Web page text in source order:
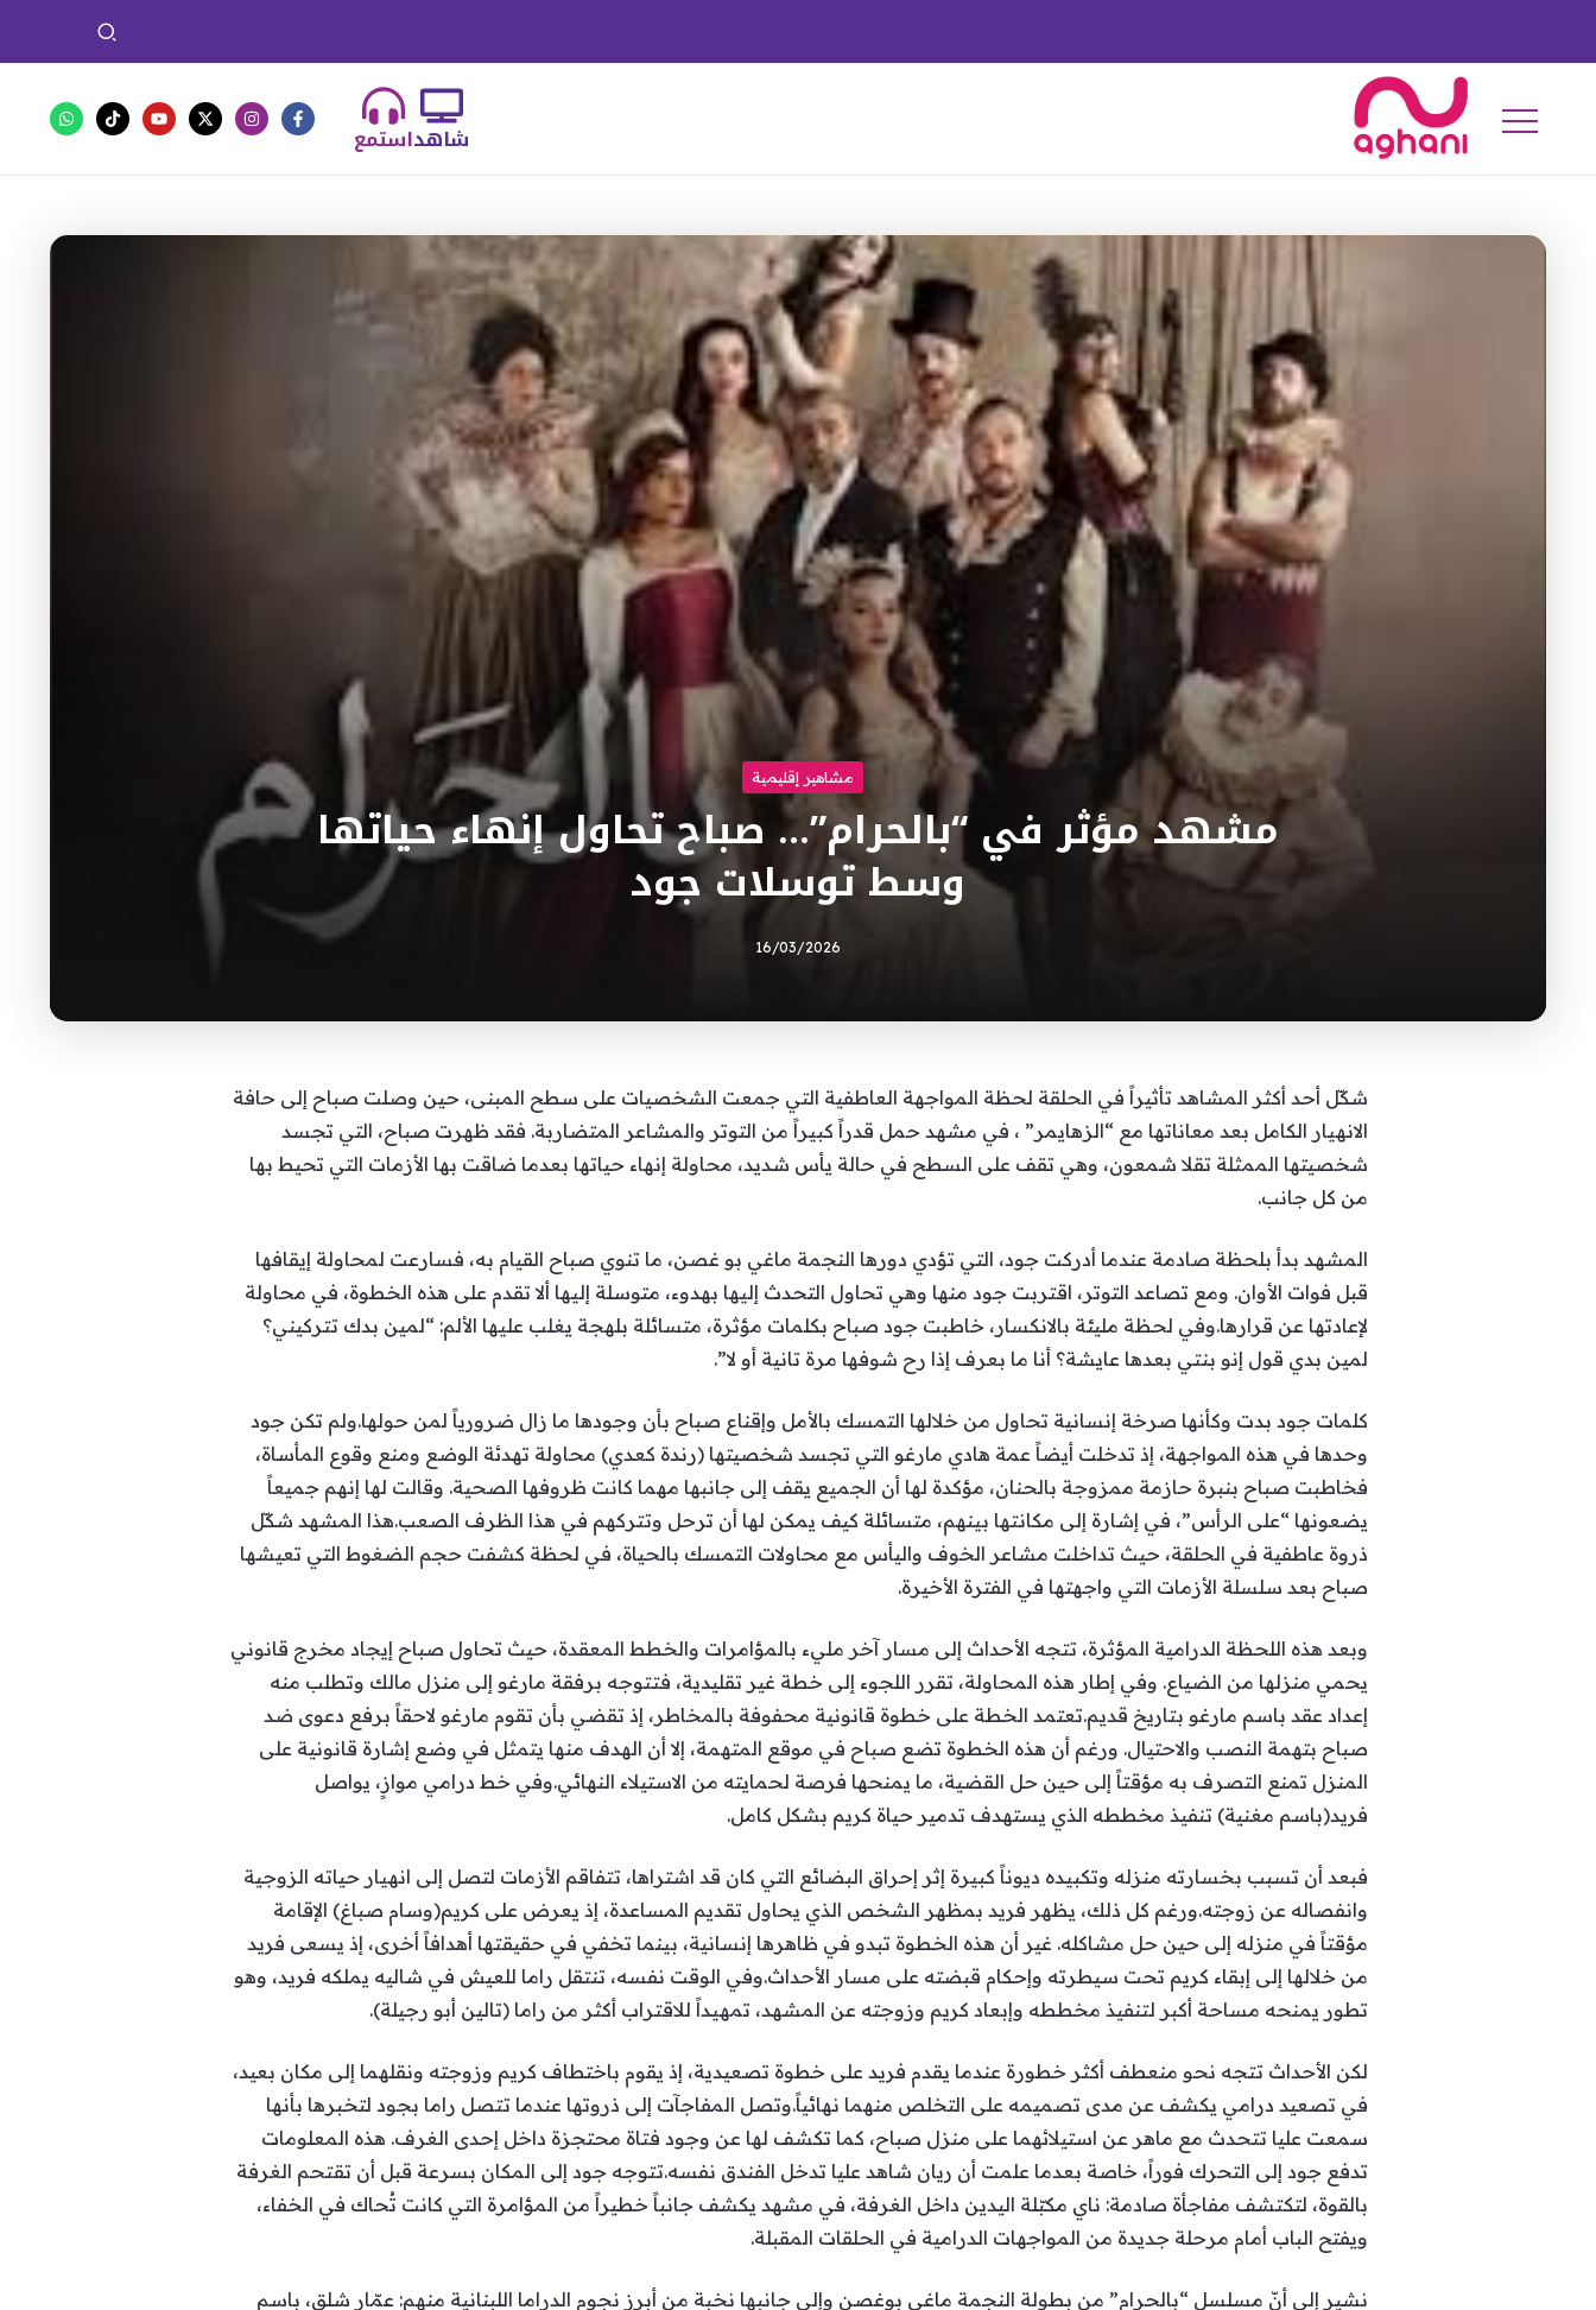
استمعشاهد
مشاهير إقليمية
مشهد مؤثر في “بالحرام”… صباح تحاول إنهاء حياتها
وسط توسلات جود
16/03/2026
شكّل أحد أكثر المشاهد تأثيراً في الحلقة لحظة المواجهة العاطفية التي جمعت الشخصيات على سطح المبنى، حين وصلت صباح إلى حافة
الانهيار الكامل بعد معاناتها مع “الزهايمر” ، في مشهد حمل قدراً كبيراً من التوتر والمشاعر المتضاربة. فقد ظهرت صباح، التي تجسد
شخصيتها الممثلة تقلا شمعون، وهي تقف على السطح في حالة يأس شديد، محاولة إنهاء حياتها بعدما ضاقت بها الأزمات التي تحيط بها
من كل جانب.
المشهد بدأ بلحظة صادمة عندما أدركت جود، التي تؤدي دورها النجمة ماغي بو غصن، ما تنوي صباح القيام به، فسارعت لمحاولة إيقافها
قبل فوات الأوان. ومع تصاعد التوتر، اقتربت جود منها وهي تحاول التحدث إليها بهدوء، متوسلة إليها ألا تقدم على هذه الخطوة، في محاولة
لإعادتها عن قرارها.وفي لحظة مليئة بالانكسار، خاطبت جود صباح بكلمات مؤثرة، متسائلة بلهجة يغلب عليها الألم: “لمين بدك تتركيني؟
لمين بدي قول إنو بنتي بعدها عايشة؟ أنا ما بعرف إذا رح شوفها مرة تانية أو لا”.
كلمات جود بدت وكأنها صرخة إنسانية تحاول من خلالها التمسك بالأمل وإقناع صباح بأن وجودها ما زال ضرورياً لمن حولها.ولم تكن جود
وحدها في هذه المواجهة، إذ تدخلت أيضاً عمة هادي مارغو التي تجسد شخصيتها (رندة كعدي) محاولة تهدئة الوضع ومنع وقوع المأساة،
فخاطبت صباح بنبرة حازمة ممزوجة بالحنان، مؤكدة لها أن الجميع يقف إلى جانبها مهما كانت ظروفها الصحية. وقالت لها إنهم جميعاً
يضعونها “على الرأس”، في إشارة إلى مكانتها بينهم، متسائلة كيف يمكن لها أن ترحل وتتركهم في هذا الظرف الصعب.هذا المشهد شكّل
ذروة عاطفية في الحلقة، حيث تداخلت مشاعر الخوف واليأس مع محاولات التمسك بالحياة، في لحظة كشفت حجم الضغوط التي تعيشها
صباح بعد سلسلة الأزمات التي واجهتها في الفترة الأخيرة.
وبعد هذه اللحظة الدرامية المؤثرة، تتجه الأحداث إلى مسار آخر مليء بالمؤامرات والخطط المعقدة، حيث تحاول صباح إيجاد مخرج قانوني
يحمي منزلها من الضياع. وفي إطار هذه المحاولة، تقرر اللجوء إلى خطة غير تقليدية، فتتوجه برفقة مارغو إلى منزل مالك وتطلب منه
إعداد عقد باسم مارغو بتاريخ قديم.تعتمد الخطة على خطوة قانونية محفوفة بالمخاطر، إذ تقضي بأن تقوم مارغو لاحقاً برفع دعوى ضد
صباح بتهمة النصب والاحتيال. ورغم أن هذه الخطوة تضع صباح في موقع المتهمة، إلا أن الهدف منها يتمثل في وضع إشارة قانونية على
المنزل تمنع التصرف به مؤقتاً إلى حين حل القضية، ما يمنحها فرصة لحمايته من الاستيلاء النهائي.وفي خط درامي موازٍ، يواصل
فريد(باسم مغنية) تنفيذ مخططه الذي يستهدف تدمير حياة كريم بشكل كامل.
فبعد أن تسبب بخسارته منزله وتكبيده ديوناً كبيرة إثر إحراق البضائع التي كان قد اشتراها، تتفاقم الأزمات لتصل إلى انهيار حياته الزوجية
وانفصاله عن زوجته.ورغم كل ذلك، يظهر فريد بمظهر الشخص الذي يحاول تقديم المساعدة، إذ يعرض على كريم(وسام صباغ) الإقامة
مؤقتاً في منزله إلى حين حل مشاكله. غير أن هذه الخطوة تبدو في ظاهرها إنسانية، بينما تخفي في حقيقتها أهدافاً أخرى، إذ يسعى فريد
من خلالها إلى إبقاء كريم تحت سيطرته وإحكام قبضته على مسار الأحداث.وفي الوقت نفسه، تنتقل راما للعيش في شاليه يملكه فريد، وهو
تطور يمنحه مساحة أكبر لتنفيذ مخططه وإبعاد كريم وزوجته عن المشهد، تمهيداً للاقتراب أكثر من راما (تالين أبو رجيلة).
لكن الأحداث تتجه نحو منعطف أكثر خطورة عندما يقدم فريد على خطوة تصعيدية، إذ يقوم باختطاف كريم وزوجته ونقلهما إلى مكان بعيد،
في تصعيد درامي يكشف عن مدى تصميمه على التخلص منهما نهائياً.وتصل المفاجآت إلى ذروتها عندما تتصل راما بجود لتخبرها بأنها
سمعت عليا تتحدث مع ماهر عن استيلائهما على منزل صباح، كما تكشف لها عن وجود فتاة محتجزة داخل إحدى الغرف. هذه المعلومات
تدفع جود إلى التحرك فوراً، خاصة بعدما علمت أن ريان شاهد عليا تدخل الفندق نفسه.تتوجه جود إلى المكان بسرعة قبل أن تقتحم الغرفة
بالقوة، لتكتشف مفاجأة صادمة: ناي مكبّلة اليدين داخل الغرفة، في مشهد يكشف جانباً خطيراً من المؤامرة التي كانت تُحاك في الخفاء،
ويفتح الباب أمام مرحلة جديدة من المواجهات الدرامية في الحلقات المقبلة.
نشير إلى أنّ مسلسل “بالحرام” من بطولة النجمة ماغي بوغصن وإلى جانبها نخبة من أبرز نجوم الدراما اللبنانية منهم: عمّار شلق، باسم